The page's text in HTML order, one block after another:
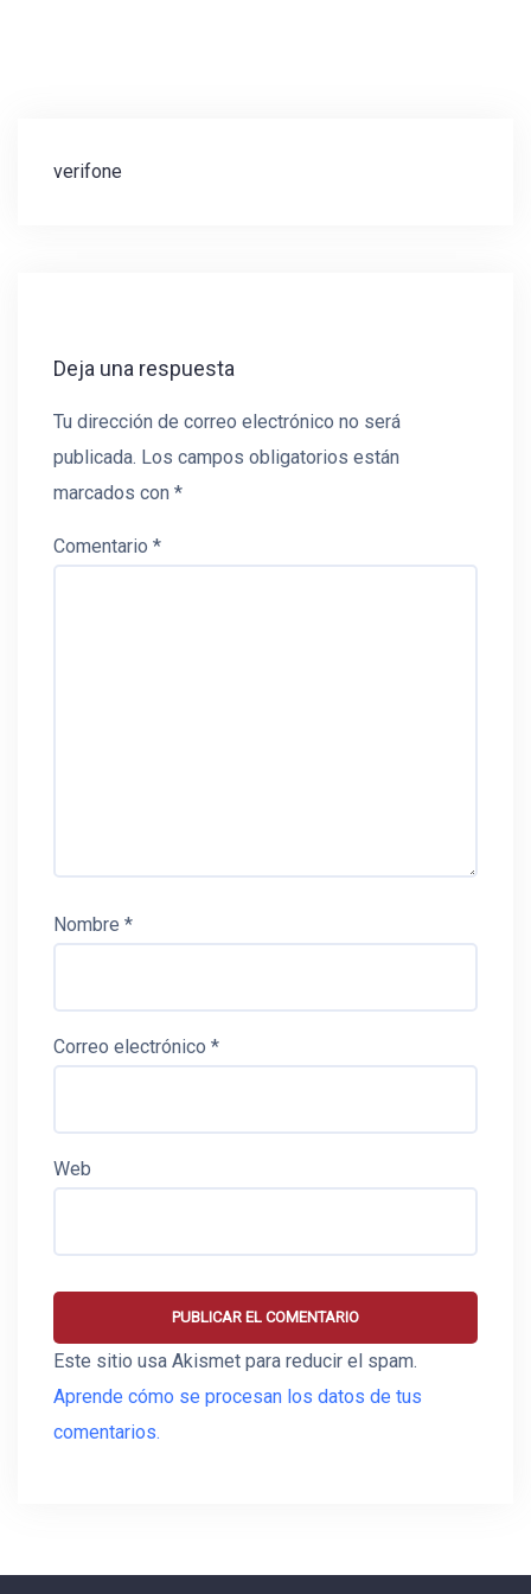
Navegación
verifone
Deja una respuesta
Tu dirección de correo electrónico no será
publicada. Los campos obligatorios están
marcados con *
Comentario *
Nombre *
Correo electrónico *
Web
Este sitio usa Akismet para reducir el spam.
Aprende cómo se procesan los datos de tus
comentarios.